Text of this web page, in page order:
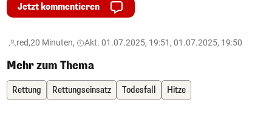
Jetzt kommentieren
red,20 Minuten, Akt. 01.07.2025, 19:51, 01.07.2025, 19:50
Mehr zum Thema
Rettung Rettungseinsatz Todesfall Hitze